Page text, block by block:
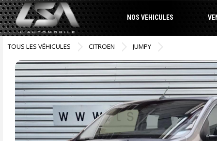
NOS VEHICULES
TOUS LES VÉHICULES CITROEN JUMPY